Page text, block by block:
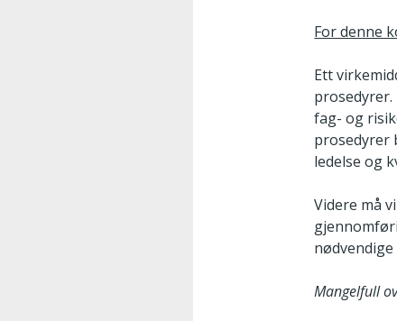
For denne
Ett
fag- og
prosedyrer
ledelse og
Videre må
Mangelfull